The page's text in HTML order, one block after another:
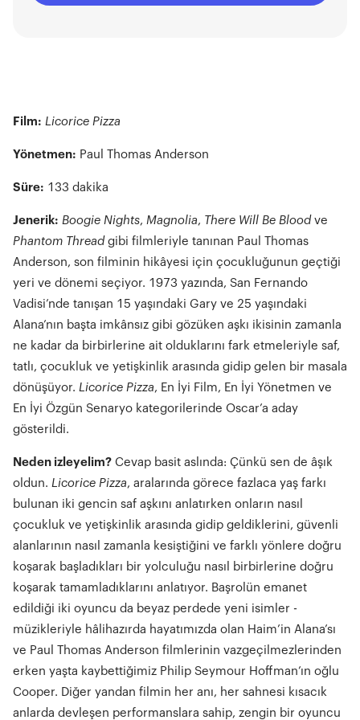
yılında, Danışma Kurulu’nun önerdiği yeni genç
Film: Licorice Pizza
Yönetmen: Paul Thomas Anderson
Süre: 133 dakika
Jenerik: Boogie Nights, Magnolia, There Will Be Blood ve
Phantom Thread gibi filmleriyle tanınan Paul Thomas
Anderson, son filminin hikâyesi için çocukluğunun geçtiği
yeri ve dönemi seçiyor. 1973 yazında, San Fernando
Vadisi’nde tanışan 15 yaşındaki Gary ve 25 yaşındaki
Alana’nın başta imkânsız gibi gözüken aşkı ikisinin zamanla
ne kadar da birbirlerine ait olduklarını fark etmeleriyle saf,
tatlı, çocukluk ve yetişkinlik arasında gidip gelen bir masala
dönüşüyor. Licorice Pizza, En İyi Film, En İyi Yönetmen ve
En İyi Özgün Senaryo kategorilerinde Oscar’a aday
gösterildi.
Neden izleyelim? Cevap basit aslında: Çünkü sen de âşık
oldun. Licorice Pizza, aralarında görece fazlaca yaş farkı
bulunan iki gencin saf aşkını anlatırken onların nasıl
çocukluk ve yetişkinlik arasında gidip geldiklerini, güvenli
alanlarının nasıl zamanla kesiştiğini ve farklı yönlere doğru
koşarak başladıkları bir yolculuğu nasıl birbirlerine doğru
koşarak tamamladıklarını anlatıyor. Başrolün emanet
edildiği iki oyuncu da beyaz perdede yeni isimler -
müzikleriyle hâlihazırda hayatımızda olan Haim’in Alana’sı
ve Paul Thomas Anderson filmlerinin vazgeçilmezlerinden
erken yaşta kaybettiğimiz Philip Seymour Hoffman’ın oğlu
Cooper. Diğer yandan filmin her anı, her sahnesi kısacık
anlarda devleşen performanslara sahip, zengin bir oyuncu